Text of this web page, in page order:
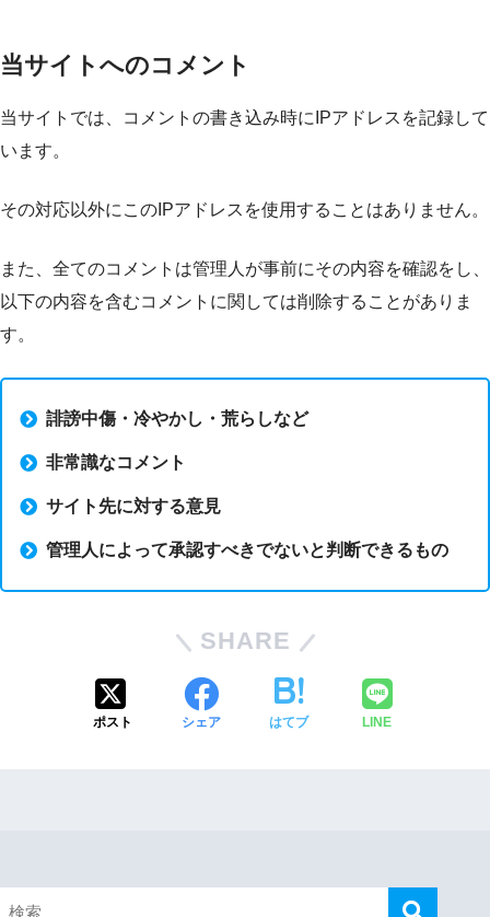
当サイトへのコメント
当サイトでは、コメントの書き込み時にIPアドレスを記録して
います。
その対応以外にこのIPアドレスを使用することはありません。
また、全てのコメントは管理人が事前にその内容を確認をし、
以下の内容を含むコメントに関しては削除することがありま
す。
誹謗中傷・冷やかし・荒らしなど
非常識なコメント
サイト先に対する意見
管理人によって承認すべきでないと判断できるもの
SHARE
ポスト シェア はてブ LINE